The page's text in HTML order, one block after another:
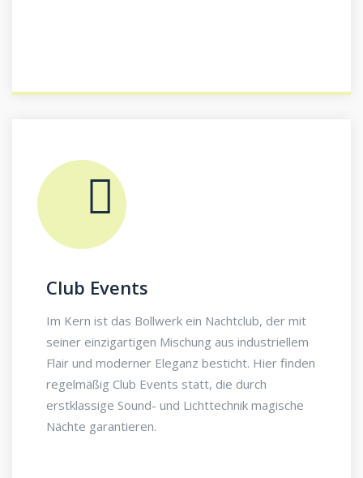
Club Events
Im Kern ist das Bollwerk ein Nachtclub, der mit
seiner einzigartigen Mischung aus industriellem
Flair und moderner Eleganz besticht. Hier finden
regelmäßig Club Events statt, die durch
erstklassige Sound- und Lichttechnik magische
Nächte garantieren.